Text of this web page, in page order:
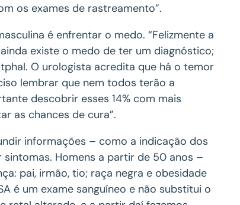
os exames de rastreamento”.
é enfrentar o medo. “Felizmente a
existe o medo de ter um diagnóstico;
O urologista acredita que há o temor
lembrar que nem todos terão a
descobrir esses 14% com mais
as chances de cura”.
informações – como a indicação dos
Homens a partir de 50 anos –
pai, irmão, tio; raça negra e obesidade
é um exame sanguíneo e não substitui o